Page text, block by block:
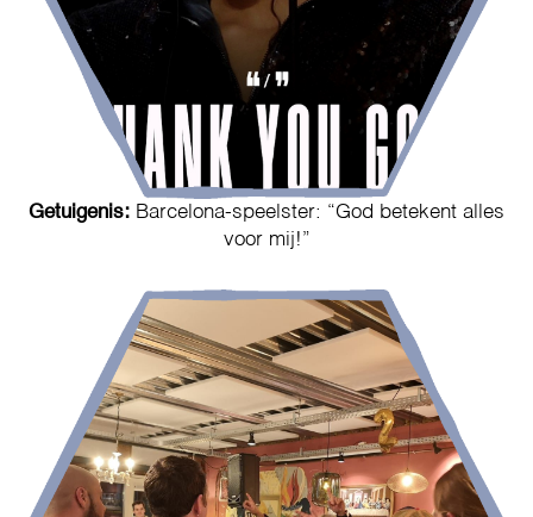
Getuigenis: Barcelona-speelster: “God betekent alles
voor mij!”